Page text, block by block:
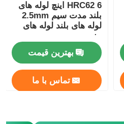
HRC62 6 اینچ لوله های
بلند مدت سیم 2.5mm
لوله های بلند لوله های
بینی
بهترین قیمت
تماس با ما